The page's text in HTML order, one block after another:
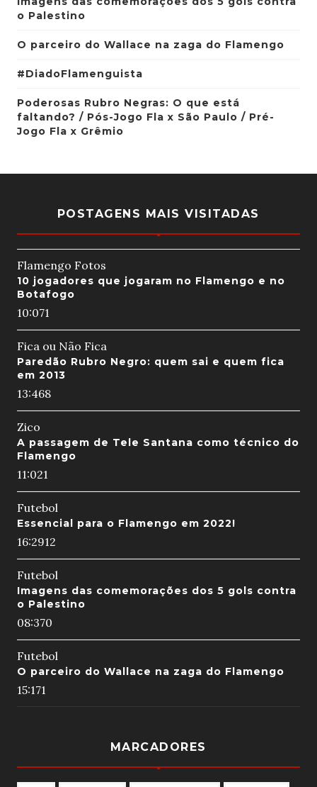
o Palestino
O parceiro do Wallace na zaga do Flamengo
#DiadoFlamenguista
Poderosas Rubro Negras: O que está
faltando? / Pós-Jogo Fla x São Paulo / Pré-
Jogo Fla x Grêmio
POSTAGENS MAIS VISITADAS
Flamengo Fotos
10 jogadores que jogaram no Flamengo e no
Botafogo
10:071
Fica ou Não Fica
Paredão Rubro Negro: quem sai e quem fica
em 2013
13:468
Zico
A passagem de Tele Santana como técnico do
Flamengo
11:021
Futebol
Essencial para o Flamengo em 2022!
16:2912
Futebol
Imagens das comemorações dos 5 gols contra
o Palestino
08:370
Futebol
O parceiro do Wallace na zaga do Flamengo
15:171
MARCADORES